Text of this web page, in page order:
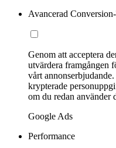
Avancerad
Genom att acceptera
utvärdera framgången
vårt
krypterade
om du redan använder
Google Ads
Performance